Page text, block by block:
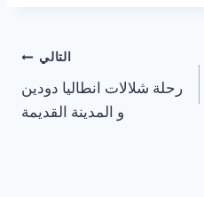
التالي
رحلة شلالات انطاليا دودين
و المدينة القديمة